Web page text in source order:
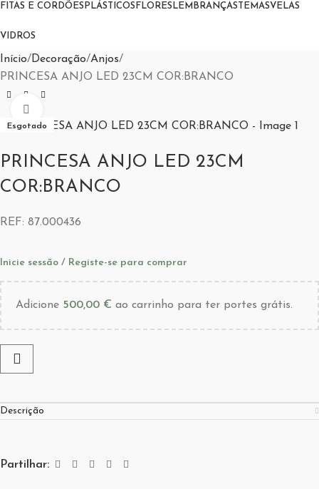
FITAS E CORDÕES PLÁSTICOS FLORES LEMBRANÇASTEMASVELAS
VIDROS
Início Decoração Anjos
PRINCESA ANJO LED 23CM COR:BRANCO
Esgotado
PRINCESA ANJO LED 23CM
COR:BRANCO
REF: 87.000436
Inicie sessão / Registe-se para comprar
Adicione 500,00 € ao carrinho para ter portes grátis.
Descrição
Partilhar: